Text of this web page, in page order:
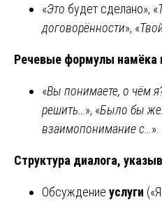
«Это будет сделано», «
договорённости», «
Речевые формулы намёка
«Вы понимаете, о чём
решить… », «Было бы
взаимопонимание с… ».
Структура диалога,
Обсуждение услуги